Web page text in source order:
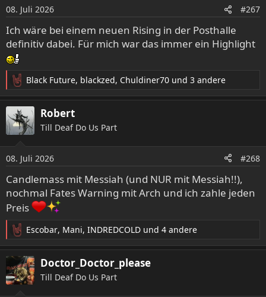
n
e
n
:
08. Juli 2026 #267
Ich wäre bei einem neuen Rising in der Posthalle
definitiv dabei. Für mich war das immer ein Highlight
R
e
a
k
t
n
e
n
:
Black Future, blackzed, Chuldiner70 und 3 andere
Robert
Till Deaf Do Us Part
08. Juli 2026 #268
Candlemass mit Messiah (und NUR mit Messiah!!),
nochmal Fates Warning mit Arch und ich zahle jeden
Preis
R
e
a
k
t
Escobar, Mani, INDREDCOLD und 4 andere
Doctor_Doctor_please
Till Deaf Do Us Part